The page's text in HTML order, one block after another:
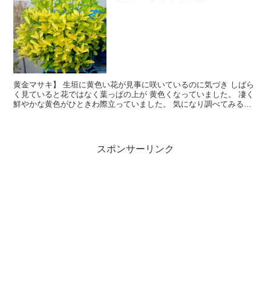
黄金マサキ】 生垣に黄色い花が見事に咲いているのに気づき しばら
く見ていると花ではなく葉っぱの上が 黄色くなっていました。 凄く
鮮やかな黄色がひときわ際立っていました。 気になり調べてみる
スポンサーリンク